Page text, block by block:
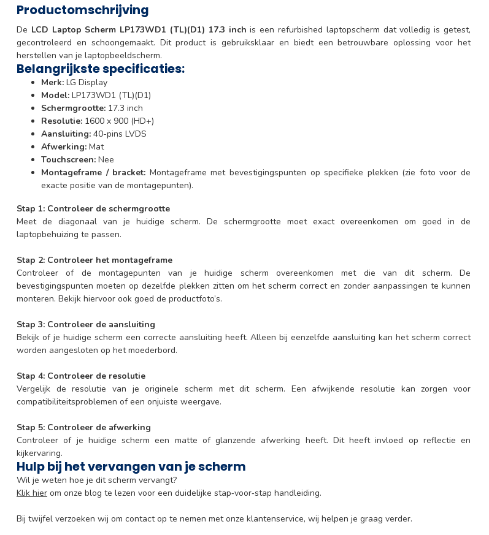
Productomschrijving
De LCD Laptop Scherm LP173WD1 (TL)(D1) 17.3 inch is een refurbished laptopscherm dat volledig is getest,
gecontroleerd en schoongemaakt. Dit product is gebruiksklaar en biedt een betrouwbare oplossing voor het
herstellen van je laptopbeeldscherm.
Belangrijkste specificaties:
Merk: LG Display
Model: LP173WD1 (TL)(D1)
Schermgrootte: 17.3 inch
Resolutie: 1600 x 900 (HD+)
Aansluiting: 40-pins LVDS
Afwerking: Mat
Touchscreen: Nee
Montageframe / bracket: Montageframe met bevestigingspunten op specifieke plekken (zie foto voor de
exacte positie van de montagepunten).
Stap 1: Controleer de schermgrootte
Meet de diagonaal van je huidige scherm. De schermgrootte moet exact overeenkomen om goed in de
laptopbehuizing te passen.
Stap 2: Controleer het montageframe
Controleer of de montagepunten van je huidige scherm overeenkomen met die van dit scherm. De
bevestigingspunten moeten op dezelfde plekken zitten om het scherm correct en zonder aanpassingen te kunnen
monteren. Bekijk hiervoor ook goed de productfoto’s.
Stap 3: Controleer de aansluiting
Bekijk of je huidige scherm een correcte aansluiting heeft. Alleen bij eenzelfde aansluiting kan het scherm correct
worden aangesloten op het moederbord.
Stap 4: Controleer de resolutie
Vergelijk de resolutie van je originele scherm met dit scherm. Een afwijkende resolutie kan zorgen voor
compatibiliteitsproblemen of een onjuiste weergave.
Stap 5: Controleer de afwerking
Controleer of je huidige scherm een matte of glanzende afwerking heeft. Dit heeft invloed op reflectie en
kijkervaring.
Hulp bij het vervangen van je scherm
Wil je weten hoe je dit scherm vervangt?
Klik hier om onze blog te lezen voor een duidelijke stap‑voor‑stap handleiding.
Bij twijfel verzoeken wij om contact op te nemen met onze klantenservice, wij helpen je graag verder.